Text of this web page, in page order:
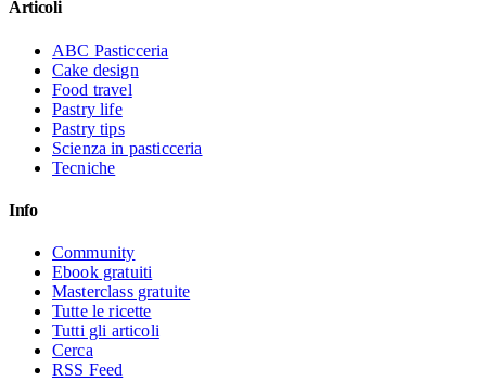
Articoli
ABC Pasticceria
Cake design
Food travel
Pastry life
Pastry tips
Scienza in pasticceria
Tecniche
Info
Community
Ebook gratuiti
Masterclass gratuite
Tutte le ricette
Tutti gli articoli
Cerca
RSS Feed